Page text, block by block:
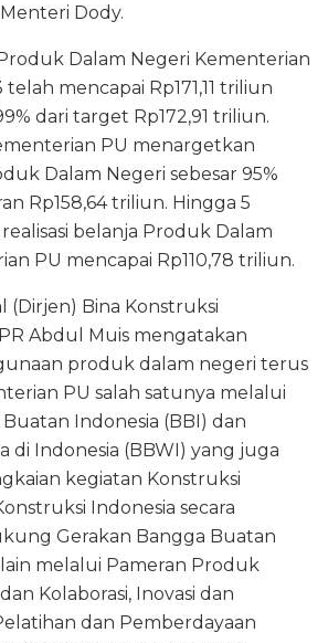
Dody.
Dalam Negeri Kementerian
mencapai Rp171,11 triliun
dari target Rp172,91 triliun.
PU menargetkan
Dalam Negeri sebesar 95%
Rp158,64 triliun. Hingga 5
belanja Produk Dalam
PU mencapai Rp110,78 triliun.
(Dirjen) Bina Konstruksi
Abdul Muis mengatakan
produk dalam negeri terus
PU salah satunya melalui
Indonesia (BBI) dan
di Indonesia (BBWI) yang juga
kegiatan Konstruksi
Indonesia secara
Gerakan Bangga Buatan
melalui Pameran Produk
Kolaborasi, Inovasi dan
dan Pemberdayaan